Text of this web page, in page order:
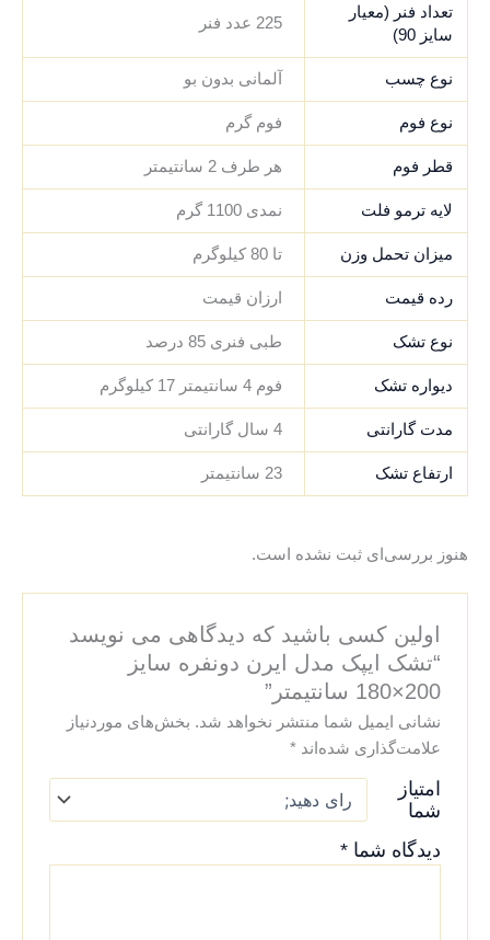
تعداد فنر (معیار
سایز 90)
225 عدد فنر
نوع چسب آلمانی بدون بو
نوع فوم فوم گرم
قطر فوم هر طرف 2 سانتیمتر
لایه ترمو فلت نمدی 1100 گرم
میزان تحمل وزن تا 80 کیلوگرم
رده قیمت ارزان قیمت
نوع تشک طبی فنری 85 درصد
دیواره تشک فوم 4 سانتیمتر 17 کیلوگرم
مدت گارانتی 4 سال گارانتی
ارتفاع تشک 23 سانتیمتر
هنوز بررسی‌ای ثبت نشده است.
اولین کسی باشید که دیدگاهی می نویسد
“تشک ایپک مدل ایرن دونفره سایز
200×180 سانتیمتر”
نشانی ایمیل شما منتشر نخواهد شد. بخش‌های موردنیاز
علامت‌گذاری شده‌اند*
امتیاز
شما
دیدگاه شما*